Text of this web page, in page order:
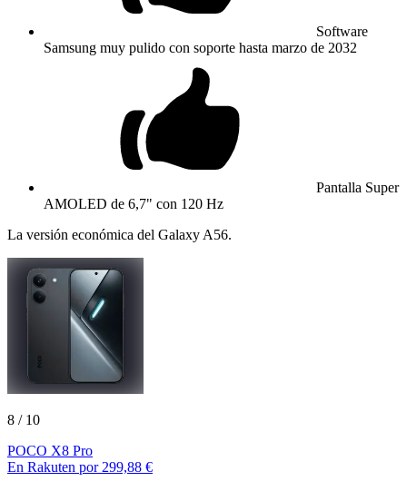
Software
Samsung muy pulido con soporte hasta marzo de 2032
Pantalla Super
AMOLED de 6,7" con 120 Hz
La versión económica del Galaxy A56.
8 / 10
POCO X8 Pro
En Rakuten por 299,88 €